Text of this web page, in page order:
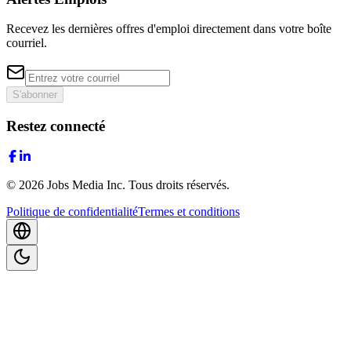
Recevez les dernières offres d'emploi directement dans votre boîte
courriel.
S'abonner
Restez connecté
© 2026 Jobs Media Inc. Tous droits réservés.
Politique de confidentialitéTermes et conditions